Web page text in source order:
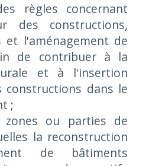
règles concernant
des constructions,
et l'aménagement de
de contribuer à la
et à l'insertion
constructions dans le
;
zones ou parties de
la reconstruction
de bâtiments